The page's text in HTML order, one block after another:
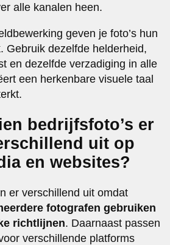
alle kanalen heen.
geven je foto’s hun
Gebruik dezelfde helderheid,
en dezelfde verzadiging in alle
een herkenbare visuele taal
bedrijfsfoto’s er
uit op
en websites?
er verschillend uit omdat
fotografen gebruiken
richtlijnen. Daarnaast passen
verschillende platforms